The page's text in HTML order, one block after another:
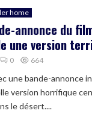
home
annonce du
une version
0 664
une bande-annonce
version horrifique
le désert....